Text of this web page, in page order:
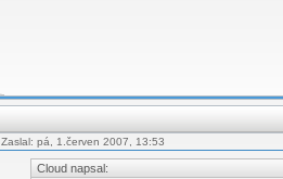
Zaslal: pá, 1.červen 2007, 13:53
Cloud napsal: